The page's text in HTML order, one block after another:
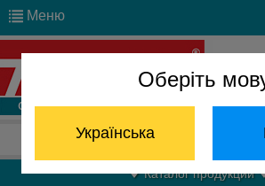
Оберіть
Українська
Меню
Отдел запчастей: (068)
Каталог продукции